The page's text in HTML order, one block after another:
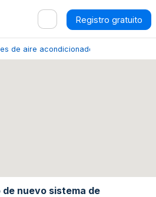
Registro gratuito
de aire acondicionado
nuevo sistema de